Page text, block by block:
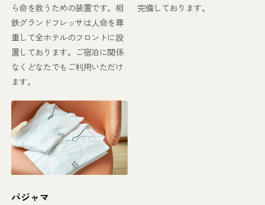
ら命を救うための装置です。相
鉄グランドフレッサは人命を尊
重して全ホテルのフロントに設
置しております。ご宿泊に関係
なくどなたでもご利用いただけ
ます。
完備しております。
パジャマ